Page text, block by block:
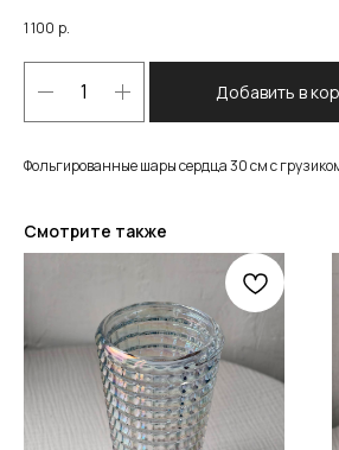
1 100 р.
Добавить в
Фольгированные шары сердца 30 см с
Смотрите также